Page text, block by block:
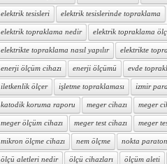
elektrik tesisleri elektrik tesislerinde topraklama
elektrik topraklama nedir elektrik topraklama
elektrikte topraklama nasıl yapılır elektrikte
enerji ölçüm cihazı enerji ölçümü evde
iletkenlik ölçer işletme topraklaması izmir
katodik koruma raporu meger cihazı meger
meger ölçüm cihazı meger test cihazı meger
mikron ölçme cihazı nem ölçme nokta
ölçü aletleri nedir ölçü cihazları ölçüm aleti